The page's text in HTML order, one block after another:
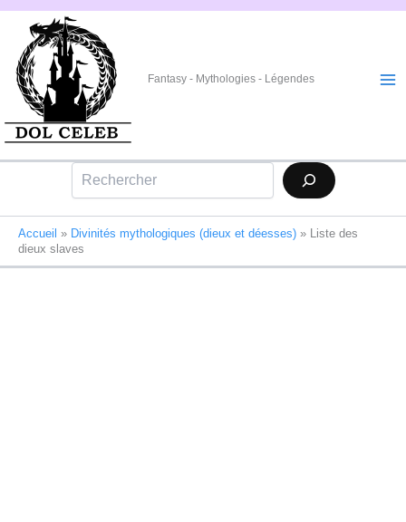
Aller
contenu
Fantasy - Mythologies - Légendes
Rechercher
Accueil » Divinités mythologiques (dieux et déesses) » Liste des
dieux slaves